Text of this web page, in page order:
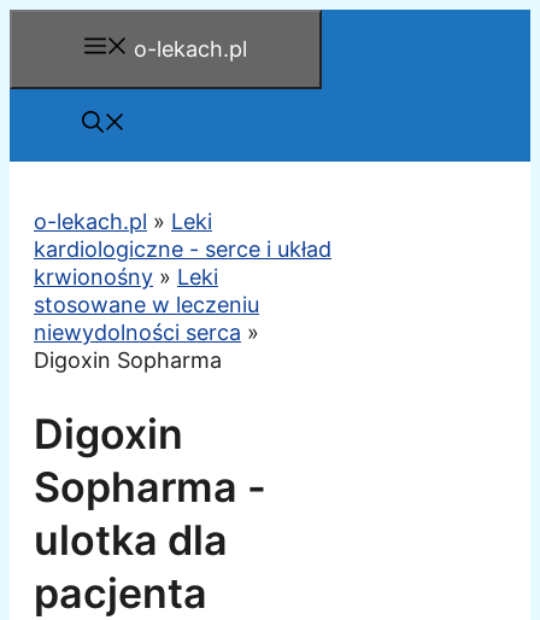
o-lekach.pl
o-lekach.pl » Leki
kardiologiczne - serce i układ
krwionośny » Leki
stosowane w leczeniu
niewydolności serca »
Digoxin Sopharma
Digoxin
Sopharma -
ulotka dla
pacjenta